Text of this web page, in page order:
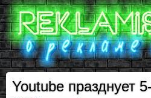
Youtube празднует